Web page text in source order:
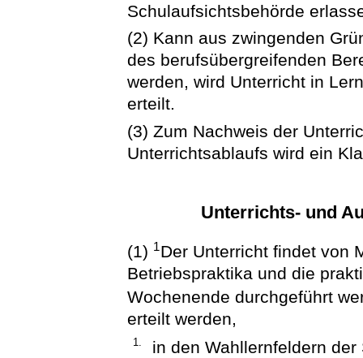
Schulaufsichtsbehörde
(2) Kann aus zwingenden
des berufsübergreifenden
werden, wird Unterricht in
erteilt.
(3) Zum Nachweis der
Unterrichtsablaufs wird ein
Unterrichts- und
(1) 1Der Unterricht findet von
Betriebspraktika und die
Wochenende durchgeführt
erteilt werden,
1. in den Wahllernfeldern der